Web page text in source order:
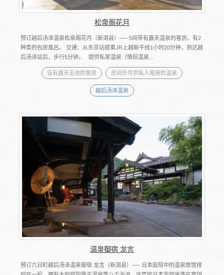
松泉阁花月
预订越后汤泽温泉松泉阁花月（新潟县）── 5间带有露天温泉的客房。有2
种类的包房風呂。 交通：从东京站搭乘JR上越新干线1小时20分钟，到达越
后汤泽站后，步行5分钟。 提供私家温泉（情侣温泉...
设有露天浴池的客房 房间外可供私人租用的温泉
越后汤泽温泉
温泉御宿 龙言
预订六日町越后汤泽温泉御宿 龙言（新潟县）── 日本庭院中的温泉旅馆排